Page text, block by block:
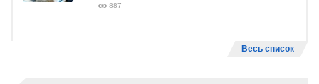
887
Весь список